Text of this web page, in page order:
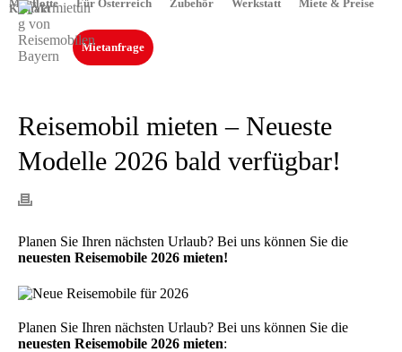
Mietflotte Für Österreich Zubehör Werkstatt Miete & Preise
Kontakt
Mietanfrage
Reisemobil mieten – Neueste
Modelle 2026 bald verfügbar!
Planen Sie Ihren nächsten Urlaub? Bei uns können Sie die
neuesten Reisemobile 2026 mieten!
Planen Sie Ihren nächsten Urlaub? Bei uns können Sie die
neuesten Reisemobile 2026 mieten: